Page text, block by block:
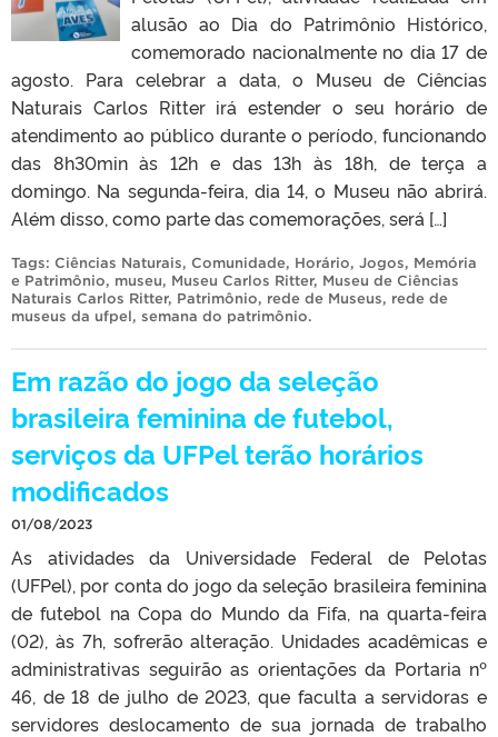
alusão ao Dia do Patrimônio Histórico,
comemorado nacionalmente no dia 17 de
agosto. Para celebrar a data, o Museu de Ciências
Naturais Carlos Ritter irá estender o seu horário de
atendimento ao público durante o período, funcionando
das 8h30min às 12h e das 13h às 18h, de terça a
domingo. Na segunda-feira, dia 14, o Museu não abrirá.
Além disso, como parte das comemorações, será […]
Tags: Ciências Naturais, Comunidade, Horário, Jogos, Memória
e Patrimônio, museu, Museu Carlos Ritter, Museu de Ciências
Naturais Carlos Ritter, Patrimônio, rede de Museus, rede de
museus da ufpel, semana do patrimônio.
Em razão do jogo da seleção
brasileira feminina de futebol,
serviços da UFPel terão horários
modificados
01/08/2023
As atividades da Universidade Federal de Pelotas
(UFPel), por conta do jogo da seleção brasileira feminina
de futebol na Copa do Mundo da Fifa, na quarta-feira
(02), às 7h, sofrerão alteração. Unidades acadêmicas e
administrativas seguirão as orientações da Portaria nº
46, de 18 de julho de 2023, que faculta a servidoras e
servidores deslocamento de sua jornada de trabalho